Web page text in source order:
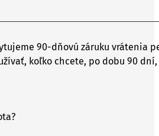
90-dňovú záruku vrátenia
koľko chcete, po dobu 90